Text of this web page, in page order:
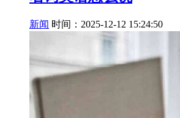
新闻 时间：2025-12-12 15:24:50